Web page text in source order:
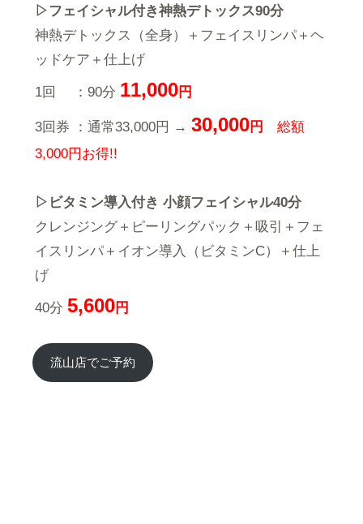
▷フェイシャル付き神熱デトックス90分
神熱デトックス（全身）＋フェイスリンパ＋ヘ
ッドケア＋仕上げ
1回 ：90分 11,000円
3回券 ：通常33,000円 →30,000円
総額
3,000円お得!!
▷ビタミン導入付き 小顔フェイシャル40分
クレンジング＋ピーリングパック＋吸引＋フェ
イスリンパ＋イオン導入（ビタミンC）＋仕上
げ
40分5,600円
流山店でご予約